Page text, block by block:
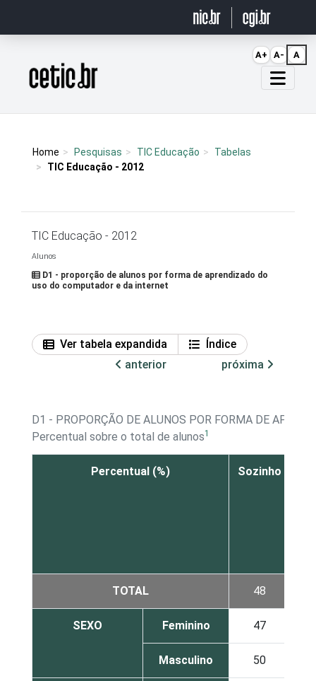
Página inicial
Home Pesquisas TIC Educação
Tabelas
TIC Educação - 2012
TIC Educação - 2012
Alunos
D1 - proporção de alunos por forma de aprendizado do
uso do computador e da internet
Ver tabela expandida
Índice
anterior
próxima
D1 - PROPORÇÃO DE ALUNOS POR FORMA DE
Percentual sobre o total de alunos1
Percentual (%) Sozinho
TOTAL 48
SEXO Feminino 47
Masculino 50
A+ A- A